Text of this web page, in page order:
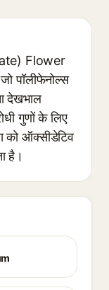
Flower
पॉलीफेनोल्स
देखभाल
गुणों के लिए
को ऑक्सीडेटिव
है।